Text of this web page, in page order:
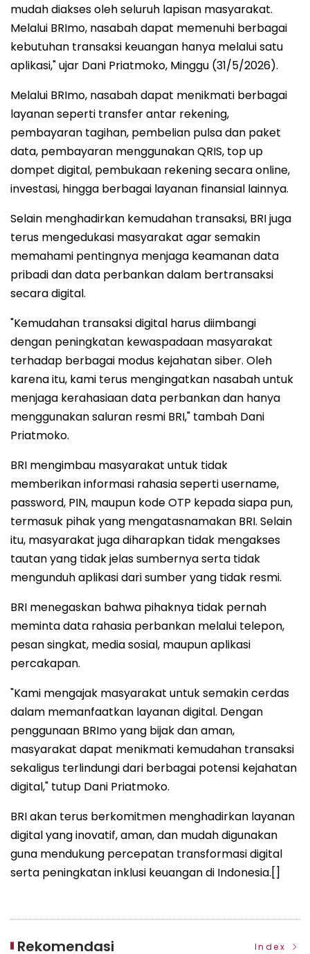
mudah diakses oleh seluruh lapisan masyarakat.
Melalui BRImo, nasabah dapat memenuhi berbagai
kebutuhan transaksi keuangan hanya melalui satu
aplikasi," ujar Dani Priatmoko, Minggu (31/5/2026).
Melalui BRImo, nasabah dapat menikmati berbagai
layanan seperti transfer antar rekening,
pembayaran tagihan, pembelian pulsa dan paket
data, pembayaran menggunakan QRIS, top up
dompet digital, pembukaan rekening secara online,
investasi, hingga berbagai layanan finansial lainnya.
Selain menghadirkan kemudahan transaksi, BRI juga
terus mengedukasi masyarakat agar semakin
memahami pentingnya menjaga keamanan data
pribadi dan data perbankan dalam bertransaksi
secara digital.
"Kemudahan transaksi digital harus diimbangi
dengan peningkatan kewaspadaan masyarakat
terhadap berbagai modus kejahatan siber. Oleh
karena itu, kami terus mengingatkan nasabah untuk
menjaga kerahasiaan data perbankan dan hanya
menggunakan saluran resmi BRI," tambah Dani
Priatmoko.
BRI mengimbau masyarakat untuk tidak
memberikan informasi rahasia seperti username,
password, PIN, maupun kode OTP kepada siapa pun,
termasuk pihak yang mengatasnamakan BRI. Selain
itu, masyarakat juga diharapkan tidak mengakses
tautan yang tidak jelas sumbernya serta tidak
mengunduh aplikasi dari sumber yang tidak resmi.
BRI menegaskan bahwa pihaknya tidak pernah
meminta data rahasia perbankan melalui telepon,
pesan singkat, media sosial, maupun aplikasi
percakapan.
"Kami mengajak masyarakat untuk semakin cerdas
dalam memanfaatkan layanan digital. Dengan
penggunaan BRImo yang bijak dan aman,
masyarakat dapat menikmati kemudahan transaksi
sekaligus terlindungi dari berbagai potensi kejahatan
digital," tutup Dani Priatmoko.
BRI akan terus berkomitmen menghadirkan layanan
digital yang inovatif, aman, dan mudah digunakan
guna mendukung percepatan transformasi digital
serta peningkatan inklusi keuangan di Indonesia.[]
Rekomendasi Index